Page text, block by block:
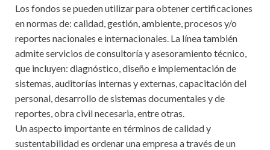
Los fondos se pueden utilizar para obtener certificaciones
en normas de: calidad, gestión, ambiente, procesos y/o
reportes nacionales e internacionales. La línea también
admite servicios de consultoría y asesoramiento técnico,
que incluyen: diagnóstico, diseño e implementación de
sistemas, auditorías internas y externas, capacitación del
personal, desarrollo de sistemas documentales y de
reportes, obra civil necesaria, entre otras.
Un aspecto importante en términos de calidad y
sustentabilidad es ordenar una empresa a través de un